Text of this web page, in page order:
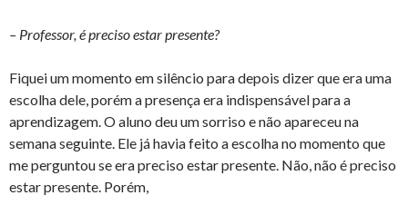
– Professor, é preciso estar presente?
Fiquei um momento em silêncio para depois dizer que era uma
escolha dele, porém a presença era indispensável para a
aprendizagem. O aluno deu um sorriso e não apareceu na
semana seguinte. Ele já havia feito a escolha no momento que
me perguntou se era preciso estar presente. Não, não é preciso
estar presente. Porém,